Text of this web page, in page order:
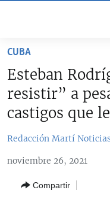
accesibilidad
contenido
principal
navegación
principal
CUBA
CUBA
SOBRE CUBA
ESTADOS UNIDOS
DEPORTES
CUBA
Esteban
resistir” a
castigos que
Redacción Martí
noviembre 26, 2021
Compartir